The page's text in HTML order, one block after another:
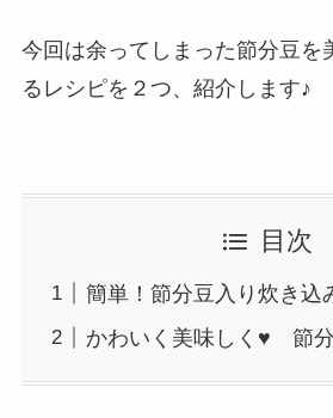
今回は余ってしまった節分豆を
るレシピを２つ、紹介します♪
目次
簡単！節分豆入り炊き込
かわいく美味しく♥ 節